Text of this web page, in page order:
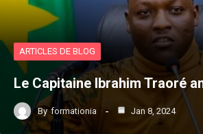
ARTICLES DE BLOG
Le Capitaine Ibrahim Traoré
By formationia Jan 8, 2024